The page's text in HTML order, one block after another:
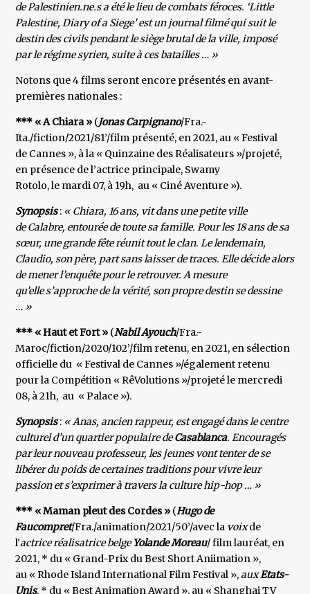
de Palestinien.ne.s a été le lieu de combats féroces. ‘Little
Palestine, Diary of a Siege’ est un journal filmé qui suit le
destin des civils pendant le siège brutal de la ville, imposé
par le régime syrien, suite à ces batailles … »
Notons que 4 films seront encore présentés en avant-
premières nationales :
*** « A Chiara » (Jonas Carpignano/Fra.-
Ita./fiction/2021/81’/film présenté, en 2021, au « Festival
de Cannes », à la « Quinzaine des Réalisateurs »/projeté,
en présence de l’actrice principale, Swamy
Rotolo, le mardi 07, à 19h, au « Ciné Aventure »).
Synopsis: « Chiara, 16 ans, vit dans une petite ville
de Calabre, entourée de toute sa famille. Pour les 18 ans de sa
sœur, une grande fête réunit tout le clan. Le lendemain,
Claudio, son père, part sans laisser de traces. Elle décide alors
de mener l’enquête pour le retrouver. A mesure
qu’elle s’approche de la vérité, son propre destin se dessine
… »
*** « Haut et Fort » (Nabil Ayouch/Fra.-
Maroc/fiction/2020/102’/film retenu, en 2021, en sélection
officielle du « Festival de Cannes »/également retenu
pour la Compétition « RêVolutions »/projeté le mercredi
08, à 21h, au « Palace »).
Synopsis: « Anas, ancien rappeur, est engagé dans le centre
culturel d’un quartier populaire deCasablanca. Encouragés
par leur nouveau professeur, les jeunes vont tenter de se
libérer du poids de certaines traditions pour vivre leur
passion et s’exprimer à travers la culture hip-hop … »
*** « Maman pleut des Cordes » (Hugo de
Faucompret/Fra./animation/2021/50’/avec la voixde
l'actrice réalisatrice belgeYolande Moreau/ film lauréat, en
2021, * du « Grand-Prix du Best Short Aniimation »,
au « Rhode Island International Film Festival »,auxEtats-
Unis, * du « Best Animation Award », au « Shanghai TV